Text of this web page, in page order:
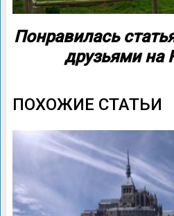
Понравилась
друзьями на
ПОХОЖИЕ СТАТЬИ